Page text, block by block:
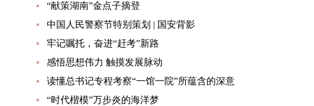
“献策湖南”金点子摘登
中国人民警察节特别策划 | 国安背影
牢记嘱托，奋进“赶考”新路
感悟思想伟力 触摸发展脉动
读懂总书记专程考察“一馆一院”所蕴含的深意
“时代楷模”万步炎的海洋梦